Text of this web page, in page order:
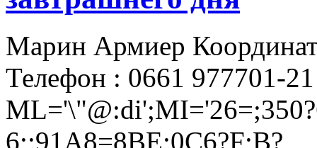
Марин Армиер
Телефон : 0661 977701-
6;;91A8=8BE;0C6?F;B?